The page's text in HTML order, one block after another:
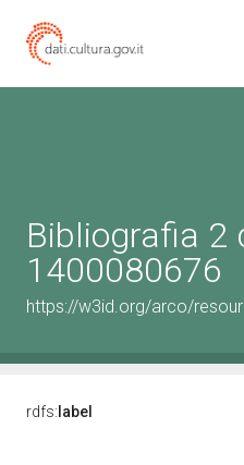
Bibliografia 2
1400080676
https://w3id.org/arco/
rdfs: label